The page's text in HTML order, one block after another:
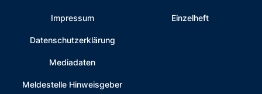
Impressum
Datenschutzerklärung
Mediadaten
Meldestelle Hinweisgeber
Einzelheft